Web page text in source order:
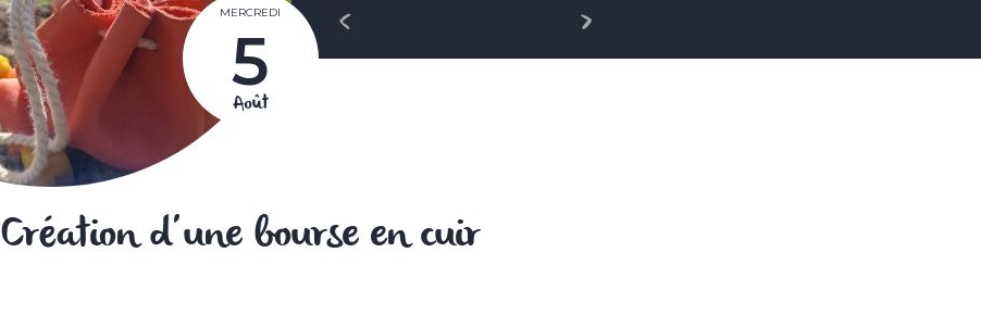
MERCREDI
5
Août
Navigation
de
Article
Création d’une bourse en cuir